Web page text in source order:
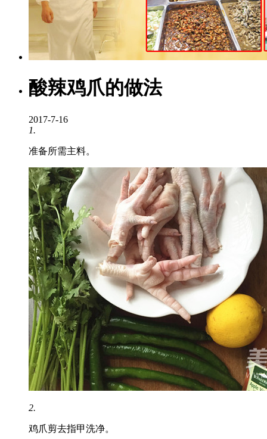
酸辣鸡爪的做法
2017-7-16
1.
准备所需主料。
2.
鸡爪剪去指甲洗净。